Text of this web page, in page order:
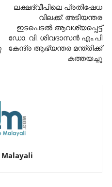
ലക്ഷദ്വീപിലെ പ്രതിഷേധ
വിലക്ക്: അടിയന്തര
ഇടപെടൽ ആവശ്യപ്പെട്ട്
ഡോ. വി. ശിവദാസൻ എം.പി
കേന്ദ്ര ആഭ്യന്തര മന്ത്രിക്ക്
കത്തയച്ചു
Malayali